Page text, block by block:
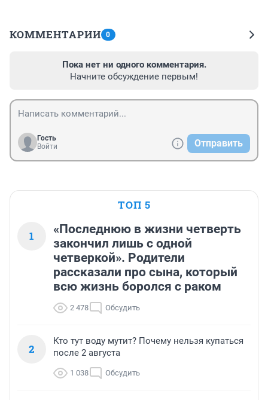
КОММЕНТАРИИ 0
Пока нет ни одного комментария.
Начните обсуждение первым!
Гость
Войти
Отправить
ТОП 5
1
«Последнюю в жизни четверть
закончил лишь с одной
четверкой». Родители
рассказали про сына, который
всю жизнь боролся с раком
2 478 Обсудить
2
Кто тут воду мутит? Почему нельзя купаться
после 2 августа
1 038 Обсудить